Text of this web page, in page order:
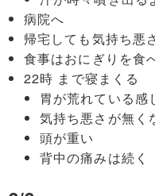
病院へ
帰宅しても気持ち悪
食事はおにぎりを食
22時 まで寝まくる
胃が荒れている感
気持ち悪さが無く
頭が重い
背中の痛みは続く